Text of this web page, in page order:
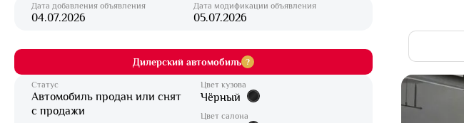
Дата добавления объявления
04.07.2026
Дата модификации объявления
05.07.2026
Дилерский автомобиль ?
Статус
Автомобиль продан или снят
с продажи
Цвет кузова
Чёрный
Цвет салона